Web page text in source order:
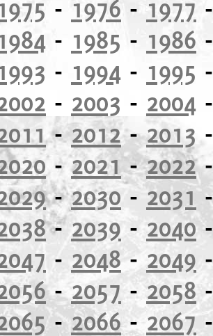
- 1976 - 1977
- 1985 - 1986
- 1994 - 1995
- 2003 - 2004
-2012-2013
-2021-2022
-2030 -2031
-2039- 2040
- 2048- 2049
-2057-2058
-2066- 2067